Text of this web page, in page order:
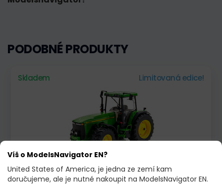
PODOBNÉ PRODUKTY
Skladem Limitovaná edice!
JOHN DEERE 8400
Víš o ModelsNavigator EN?
United States of America, je jedna ze zemí kam
doručujeme, ale je nutné nakoupit na ModelsNavigator EN.